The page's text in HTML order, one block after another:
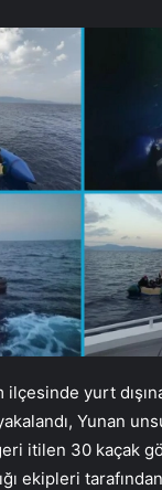
ilçesinde yurt
Yunan
itilen 30 kaçak
ekipleri